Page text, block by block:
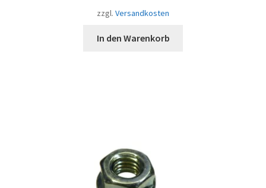
zzgl. Versandkosten
In den Warenkorb